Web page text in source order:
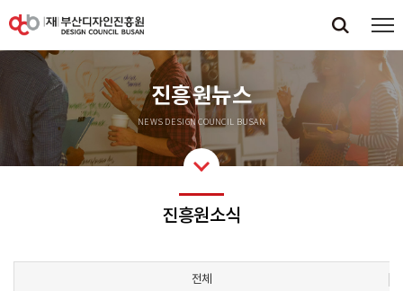
진흥원뉴스
NEWS DESIGN COUNCIL BUSAN
진흥원소식
전체